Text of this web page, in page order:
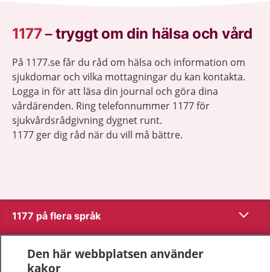
1177–tryggt om din hälsa och vård
På 1177.se får du råd om hälsa och information om
sjukdomar och vilka mottagningar du kan kontakta.
Logga in för att läsa din journal och göra dina
vårdärenden. Ring telefonnummer 1177 för
sjukvårdsrådgivning dygnet runt.
1177 ger dig råd när du vill må bättre.
1177 på flera språk Visa
Om 1177
Den här webbplatsen använder
kakor